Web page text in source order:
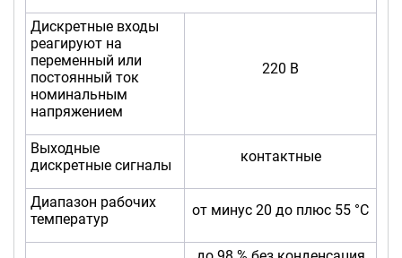
Дискретные входы
реагируют на
переменный или
постоянный ток
номинальным
напряжением
220 В
Выходные
дискретные сигналы
контактные
Диапазон рабочих
температур
от минус 20 до плюс 55 °С